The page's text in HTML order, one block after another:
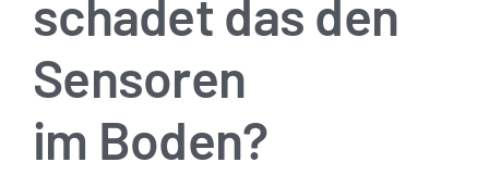
schadet das den
Sensoren
im Boden?